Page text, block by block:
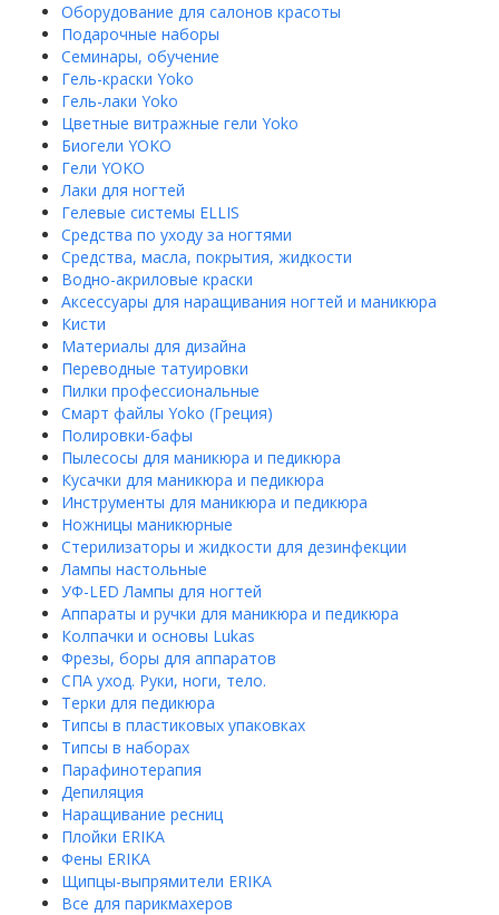
Оборудование для салонов красоты
Подарочные наборы
Семинары, обучение
Гель-краски Yoko
Гель-лаки Yoko
Цветные витражные гели Yoko
Биогели YOKO
Гели YOKO
Лаки для ногтей
Гелевые системы ELLIS
Средства по уходу за ногтями
Средства, масла, покрытия, жидкости
Водно-акриловые краски
Аксессуары для наращивания ногтей и маникюра
Кисти
Материалы для дизайна
Переводные татуировки
Пилки профессиональные
Смарт файлы Yoko (Греция)
Полировки-бафы
Пылесосы для маникюра и педикюра
Кусачки для маникюра и педикюра
Инструменты для маникюра и педикюра
Ножницы маникюрные
Стерилизаторы и жидкости для дезинфекции
Лампы настольные
УФ-LED Лампы для ногтей
Аппараты и ручки для маникюра и педикюра
Колпачки и основы Lukas
Фрезы, боры для аппаратов
СПА уход. Руки, ноги, тело.
Терки для педикюра
Типсы в пластиковых упаковках
Типсы в наборах
Парафинотерапия
Депиляция
Наращивание ресниц
Плойки ERIKA
Фены ERIKA
Щипцы-выпрямители ERIKA
Все для парикмахеров